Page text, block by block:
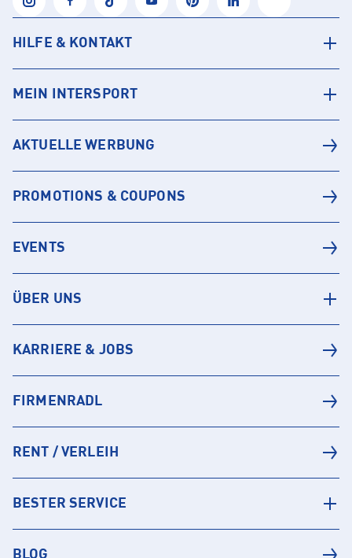
HILFE & KONTAKT
MEIN INTERSPORT
AKTUELLE WERBUNG
PROMOTIONS & COUPONS
EVENTS
ÜBER UNS
KARRIERE & JOBS
FIRMENRADL
RENT / VERLEIH
BESTER SERVICE
BLOG